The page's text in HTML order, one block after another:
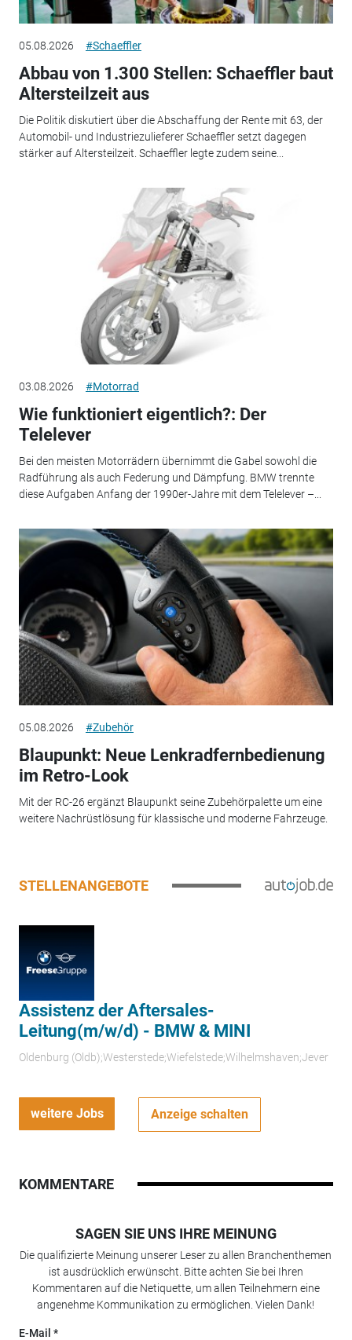
05.08.2026 #Schaeffler
Abbau von 1.300 Stellen: Schaeffler baut
Altersteilzeit aus
Die Politik diskutiert über die Abschaffung der Rente mit 63, der
Automobil- und Industriezulieferer Schaeffler setzt dagegen
stärker auf Altersteilzeit. Schaeffler legte zudem seine...
03.08.2026 #Motorrad
Wie funktioniert eigentlich?: Der
Telelever
Bei den meisten Motorrädern übernimmt die Gabel sowohl die
Radführung als auch Federung und Dämpfung. BMW trennte
diese Aufgaben Anfang der 1990er-Jahre mit dem Telelever –...
05.08.2026 #Zubehör
Blaupunkt: Neue Lenkradfernbedienung
im Retro-Look
Mit der RC-26 ergänzt Blaupunkt seine Zubehörpalette um eine
weitere Nachrüstlösung für klassische und moderne Fahrzeuge.
STELLENANGEBOTE
Assistenz der Aftersales-
Leitung(m/w/d) - BMW & MINI
Oldenburg (Oldb);Westerstede;Wiefelstede;Wilhelmshaven;Jever
weitere Jobs Anzeige schalten
KOMMENTARE
SAGEN SIE UNS IHRE MEINUNG
Die qualifizierte Meinung unserer Leser zu allen Branchenthemen
ist ausdrücklich erwünscht. Bitte achten Sie bei Ihren
Kommentaren auf die Netiquette, um allen Teilnehmern eine
angenehme Kommunikation zu ermöglichen. Vielen Dank!
E-Mail